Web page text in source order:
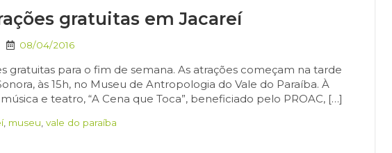
gratuitas em Jacareí
08/04/2016
gratuitas para o fim de semana. As atrações começam na tarde
às 15h, no Museu de Antropologia do Vale do Paraíba. À
e teatro, “A Cena que Toca”, beneficiado pelo PROAC, […]
, museu ,vale do paraíba